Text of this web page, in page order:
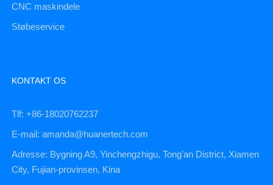
CNC maskindele
Støbeservice
KONTAKT OS
Tlf: +86-18020762237
E-mail: amanda@huanertech.com
Adresse: Bygning A9, Yinchengzhigu, Tong'an District, Xiamen
City, Fujian-provinsen, Kina